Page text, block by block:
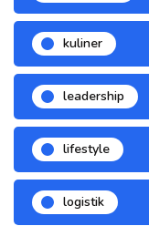
kuliner
leadership
lifestyle
logistik